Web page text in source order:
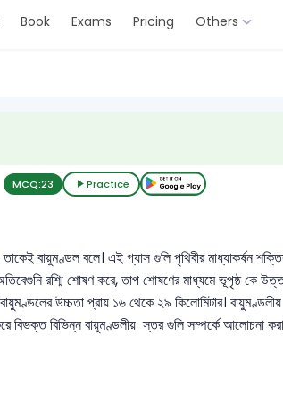
Book Exams Pricing Others
MCQ:23 Practice
বায়ুমণ্ডল বলে। এই গ্যাস গুলি পৃথিবীর মাধ্যাকর্ষন
রশ্মি শোষণ করে, তাপ শোষণের মাধ্যমে ভূপৃষ্ঠ কে
উচ্চতা প্রায় ১৬ থেকে ২৯ কিলোমিটার।
বিভক্ত বিভিন্ন বায়ুমণ্ডলীয় স্তর গুলি সম্পর্কে আলোচনা